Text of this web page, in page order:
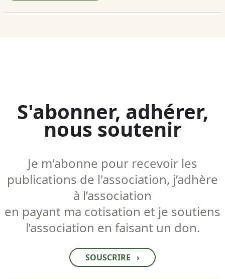
S'abonner, adhérer,
nous soutenir
Je m'abonne pour recevoir les
publications de l'association, j’adhère
à l’association
en payant ma cotisation et je soutiens
l’association en faisant un don.
SOUSCRIRE ›